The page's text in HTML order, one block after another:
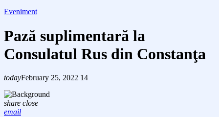
Eveniment
Pază suplimentară la
Consulatul Rus din Constanţa
todayFebruary 25, 2022 14
share close
email